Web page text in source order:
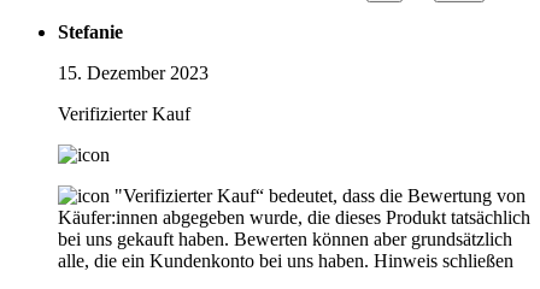
Stefanie
15. Dezember 2023
Verifizierter Kauf
"Verifizierter Kauf“ bedeutet, dass die Bewertung von
Käufer:innen abgegeben wurde, die dieses Produkt tatsächlich
bei uns gekauft haben. Bewerten können aber grundsätzlich
alle, die ein Kundenkonto bei uns haben. Hinweis schließen